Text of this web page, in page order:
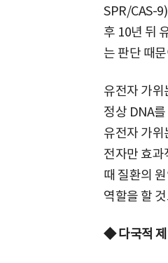
SPR/CAS-
후 10년 뒤
는 판단 때
유전자 가
정상 DNA
유전자 가
전자만 효
때 질환의
역할을 할
◆ 다국적 제